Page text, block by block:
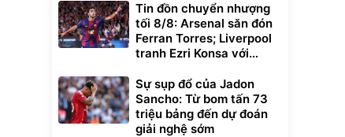
Tin đồn chuyển nhượng
tối 8/8: Arsenal săn đón
Ferran Torres; Liverpool
tranh Ezri Konsa với
Sự sụp đổ của Jadon
Sancho: Từ bom tấn 73
triệu bảng đến dự đoán
giải nghệ sớm